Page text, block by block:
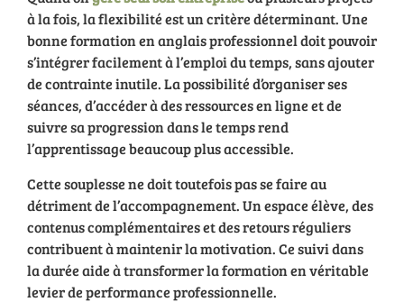
à la fois, la flexibilité est un critère déterminant. Une
bonne formation en anglais professionnel doit pouvoir
s’intégrer facilement à l’emploi du temps, sans ajouter
de contrainte inutile. La possibilité d’organiser ses
séances, d’accéder à des ressources en ligne et de
suivre sa progression dans le temps rend
l’apprentissage beaucoup plus accessible.
Cette souplesse ne doit toutefois pas se faire au
détriment de l’accompagnement. Un espace élève, des
contenus complémentaires et des retours réguliers
contribuent à maintenir la motivation. Ce suivi dans
la durée aide à transformer la formation en véritable
levier de performance professionnelle.